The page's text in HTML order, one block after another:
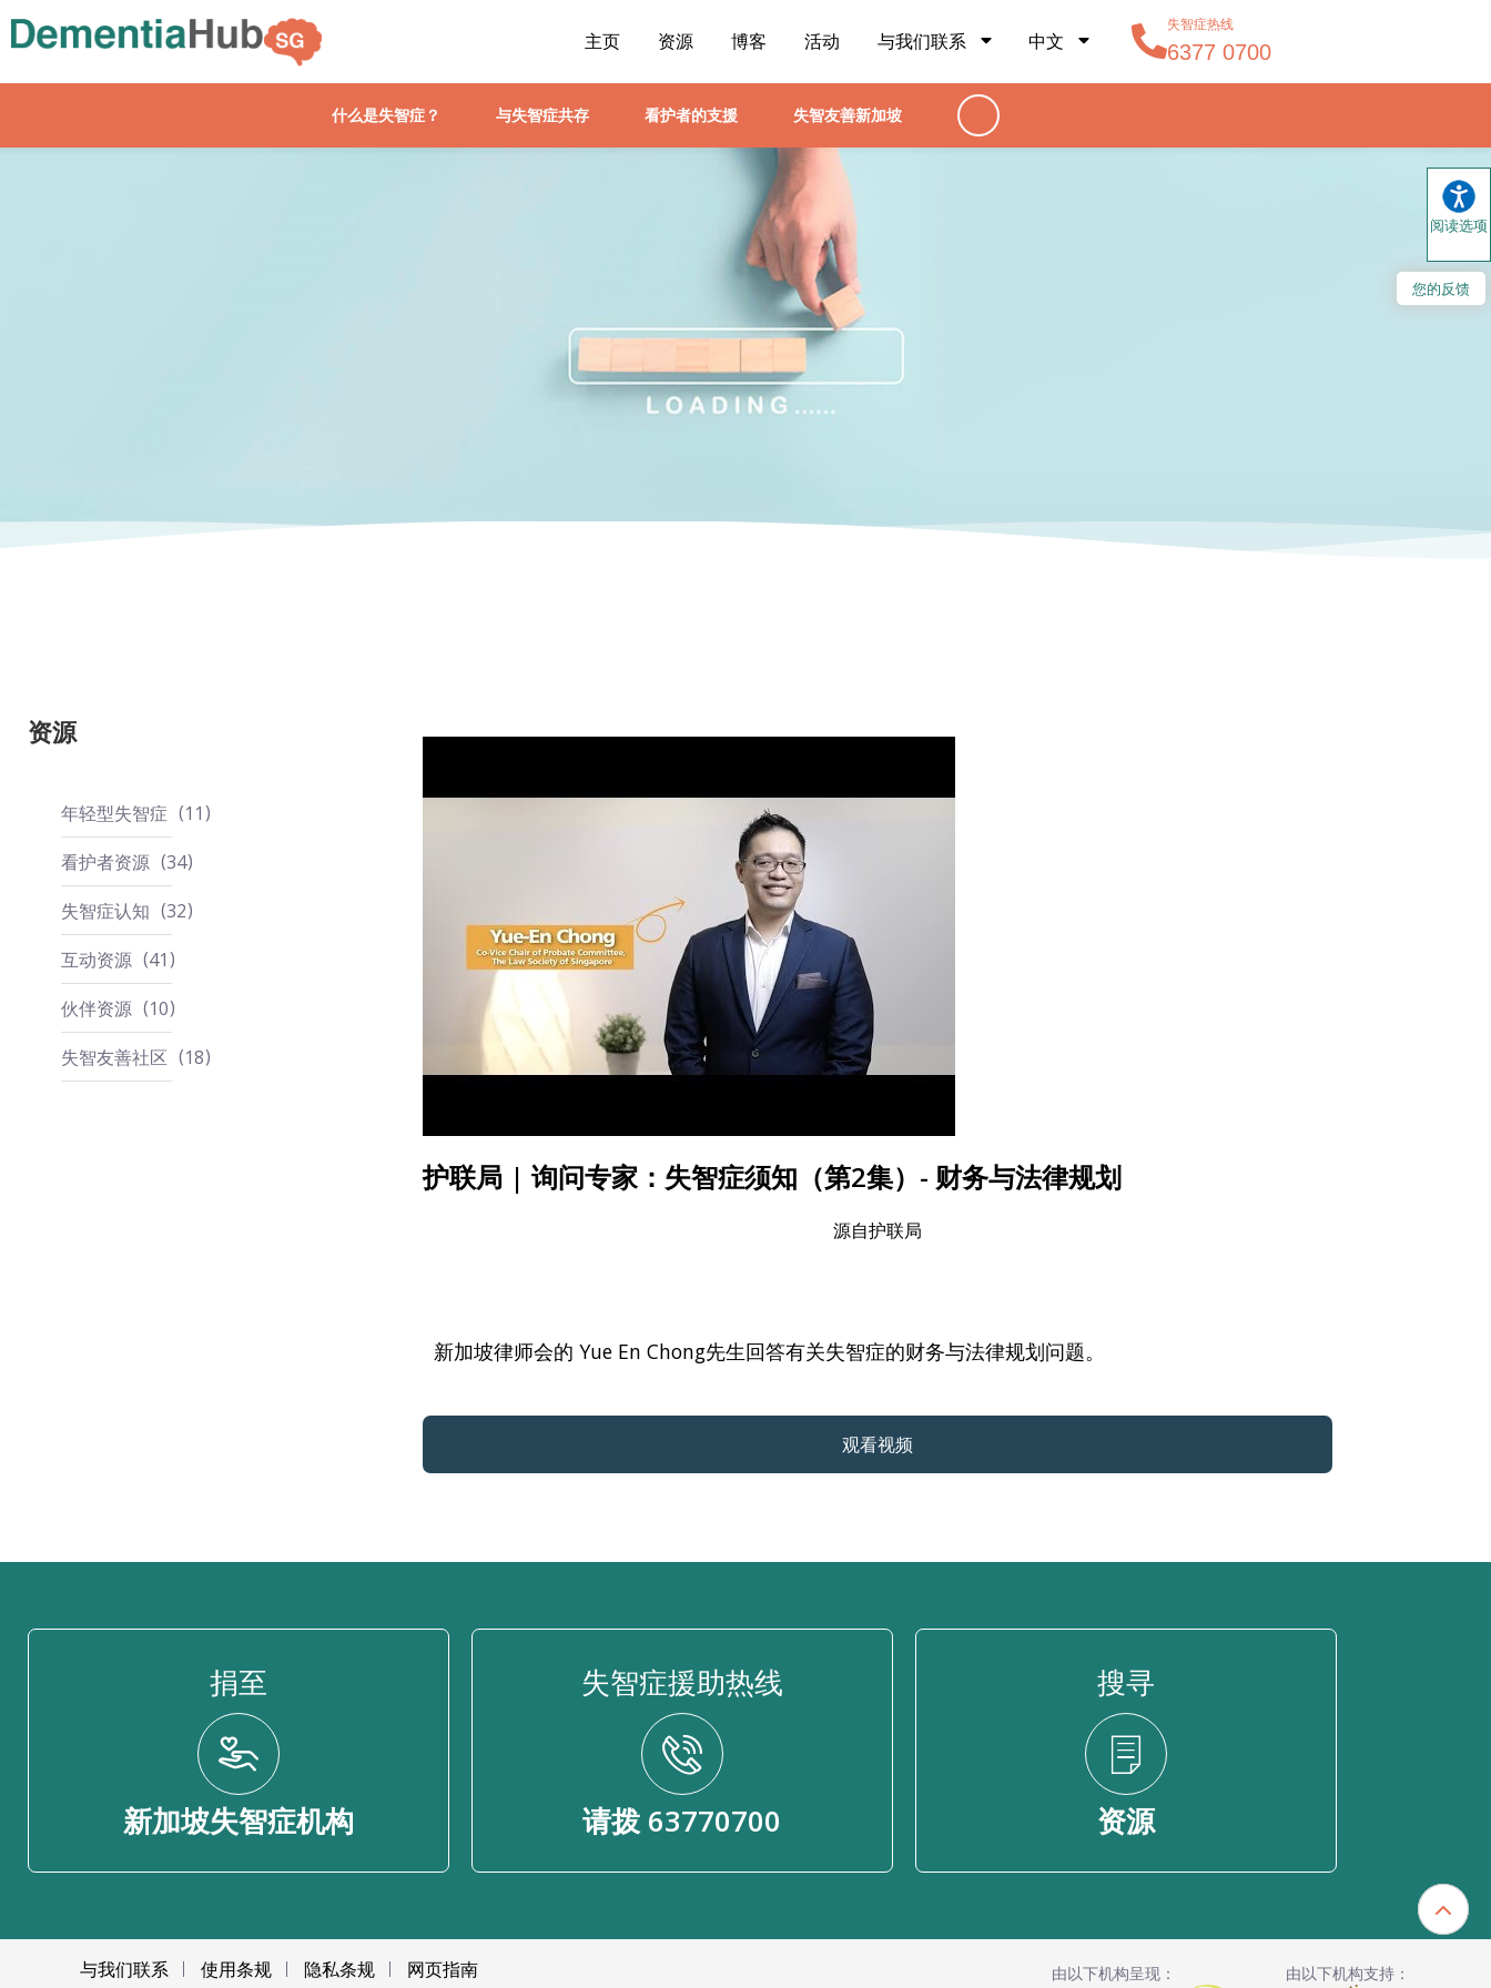
阅读选项
您的反馈
主页 资源 博客 活动 与我们联系 中文
失智症热线
6377 0700
什么是失智症？ 与失智症共存 看护者的支援 失智友善新加坡
资源
年轻型失智症
11
看护者资源
34
失智症认知
32
互动资源
41
伙伴资源
10
失智友善社区
18
护联局 | 询问专家：失智症须知（第2集）- 财务与法律规划
源自护联局
新加坡律师会的 Yue En Chong先生回答有关失智症的财务与法律规划问题。
观看视频
捐至
新加坡失智症机构
失智症援助热线
请拨 63770700
搜寻
资源
与我们联系 使用条规 隐私条规 网页指南 由以下机构呈现： 由以下机构支持：